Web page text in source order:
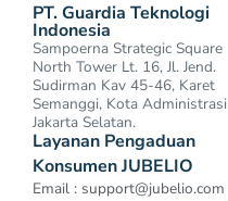
PT. Guardia Teknologi
Indonesia
Sampoerna Strategic Square
North Tower Lt. 16, Jl. Jend.
Sudirman Kav 45-46, Karet
Semanggi, Kota Administrasi
Jakarta Selatan.
Layanan Pengaduan
Konsumen JUBELIO
Email : support@jubelio.com